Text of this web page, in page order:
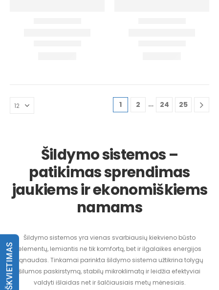
1 2 … 24 25
Šildymo sistemos –
patikimas sprendimas
jaukiems ir ekonomiškiems
namams
Šildymo sistemos yra vienas svarbiausių kiekvieno būsto
elementų, lemiantis ne tik komfortą, bet ir ilgalaikes energijos
sąnaudas. Tinkamai parinkta šildymo sistema užtikrina tolygų
šilumos paskirstymą, stabilų mikroklimatą ir leidžia efektyviai
valdyti išlaidas net ir šalčiausiais metų mėnesiais.